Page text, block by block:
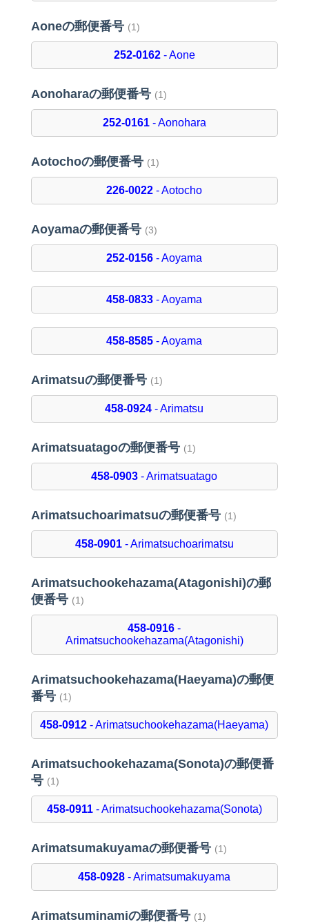
Aoneの郵便番号 (1)
252-0162- Aone
Aonoharaの郵便番号 (1)
252-0161- Aonohara
Aotochoの郵便番号 (1)
226-0022 - Aotocho
Aoyamaの郵便番号 (3)
252-0156 - Aoyama
458-0833 - Aoyama
458-8585 - Aoyama
Arimatsuの郵便番号 (1)
458-0924 - Arimatsu
Arimatsuatagoの郵便番号 (1)
458-0903 - Arimatsuatago
Arimatsuchoarimatsuの郵便番号 (1)
458-0901- Arimatsuchoarimatsu
Arimatsuchookehazama(Atagonishi)の郵
便番号 (1)
458-0916 -
Arimatsuchookehazama(Atagonishi)
Arimatsuchookehazama(Haeyama)の郵便
番号 (1)
458-0912 - Arimatsuchookehazama(Haeyama)
Arimatsuchookehazama(Sonota)の郵便番
号 (1)
458-0911- Arimatsuchookehazama(Sonota)
Arimatsumakuyamaの郵便番号 (1)
458-0928 - Arimatsumakuyama
Arimatsuminamiの郵便番号 (1)